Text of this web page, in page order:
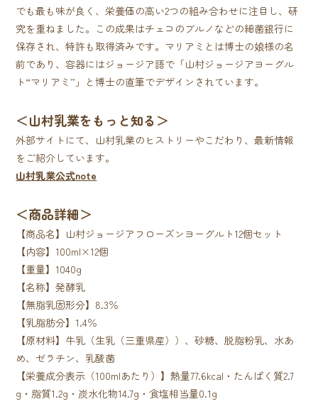
でも最も味が良く、栄養価の高い2つの組み合わせに注目し、研
究を重ねました。この成果はチェコのブルノなどの細菌銀行に
保存され、特許も取得済みです。マリアミとは博士の娘様の名
前であり、容器にはジョージア語で「山村ジョージアヨーグル
ト“マリアミ”」と博士の直筆でデザインされています。
＜山村乳業をもっと知る＞
外部サイトにて、山村乳業のヒストリーやこだわり、最新情報
をご紹介しています。
山村乳業公式note
＜商品詳細＞
【商品名】山村ジョージアフローズンヨーグルト12個セット
【内容】100ml×12個
【重量】1040g
【名称】発酵乳
【無脂乳固形分】8.3％
【乳脂肪分】1.4％
【原材料】牛乳（生乳（三重県産））、砂糖、脱脂粉乳、水あ
め、ゼラチン、乳酸菌
【栄養成分表示（100mlあたり）】熱量77.6kcal・たんぱく質2.7
g・脂質1.2g・炭水化物14.7g・食塩相当量0.1g